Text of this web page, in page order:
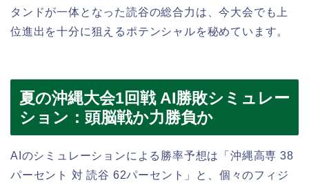
タンドが一体となった読谷の総合力は、今大会でも上
位進出を十分に狙えるポテンシャルを秘めています。
夏の沖縄大会1回戦 AI勝敗シミュレー
ション：頭脳戦か力勝負か
AIのシミュレーションによる勝率予想は「沖縄高専 38
パーセント 対 読谷 62パーセント」と、個々のフィジ